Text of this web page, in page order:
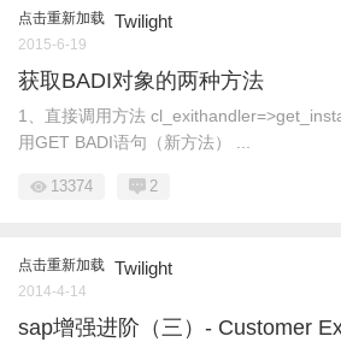
点击重新加载 Twilight
2015-6-19
获取BADI对象的两种方法
1、直接调用方法
用GET BADI语句（新方法） ...
13374 2
点击重新加载 Twilight
2014-4-14
sap增强进阶（三）- Customer